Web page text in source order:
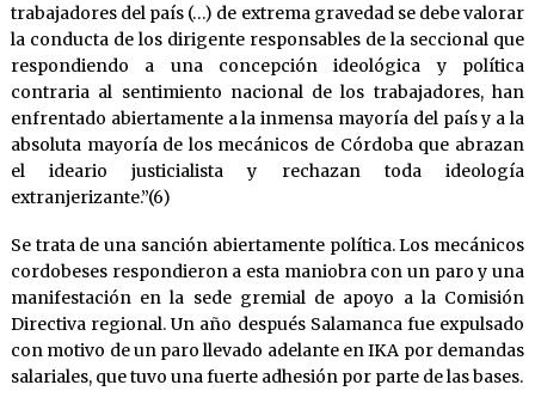
trabajadores del país (…) de extrema gravedad se debe valorar
la conducta de los dirigente responsables de la seccional que
respondiendo a una concepción ideológica y política
contraria al sentimiento nacional de los trabajadores, han
enfrentado abiertamente a la inmensa mayoría del país y a la
absoluta mayoría de los mecánicos de Córdoba que abrazan
el ideario justicialista y rechazan toda ideología
extranjerizante.”(6)
Se trata de una sanción abiertamente política. Los mecánicos
cordobeses respondieron a esta maniobra con un paro y una
manifestación en la sede gremial de apoyo a la Comisión
Directiva regional. Un año después Salamanca fue expulsado
con motivo de un paro llevado adelante en IKA por demandas
salariales, que tuvo una fuerte adhesión por parte de las bases.